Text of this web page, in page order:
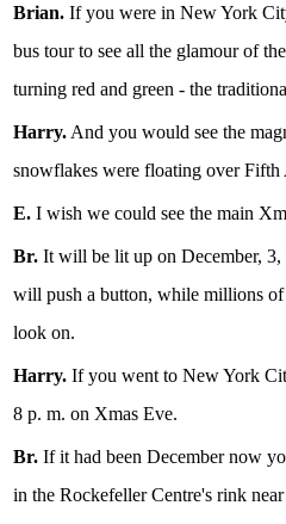
Brian. If you were in New York
bus tour to see all the glamour of
turning red and green - the
Harry. And you would see the
snowflakes were floating over Fifth
E. I wish we could see the main
Br. It will be lit up on December, 3,
will push a button, while millions
look on.
Harry. If you went to New York
8 p. m. on Xmas Eve.
Br. If it had been December now
in the Rockefeller Centre's rink near